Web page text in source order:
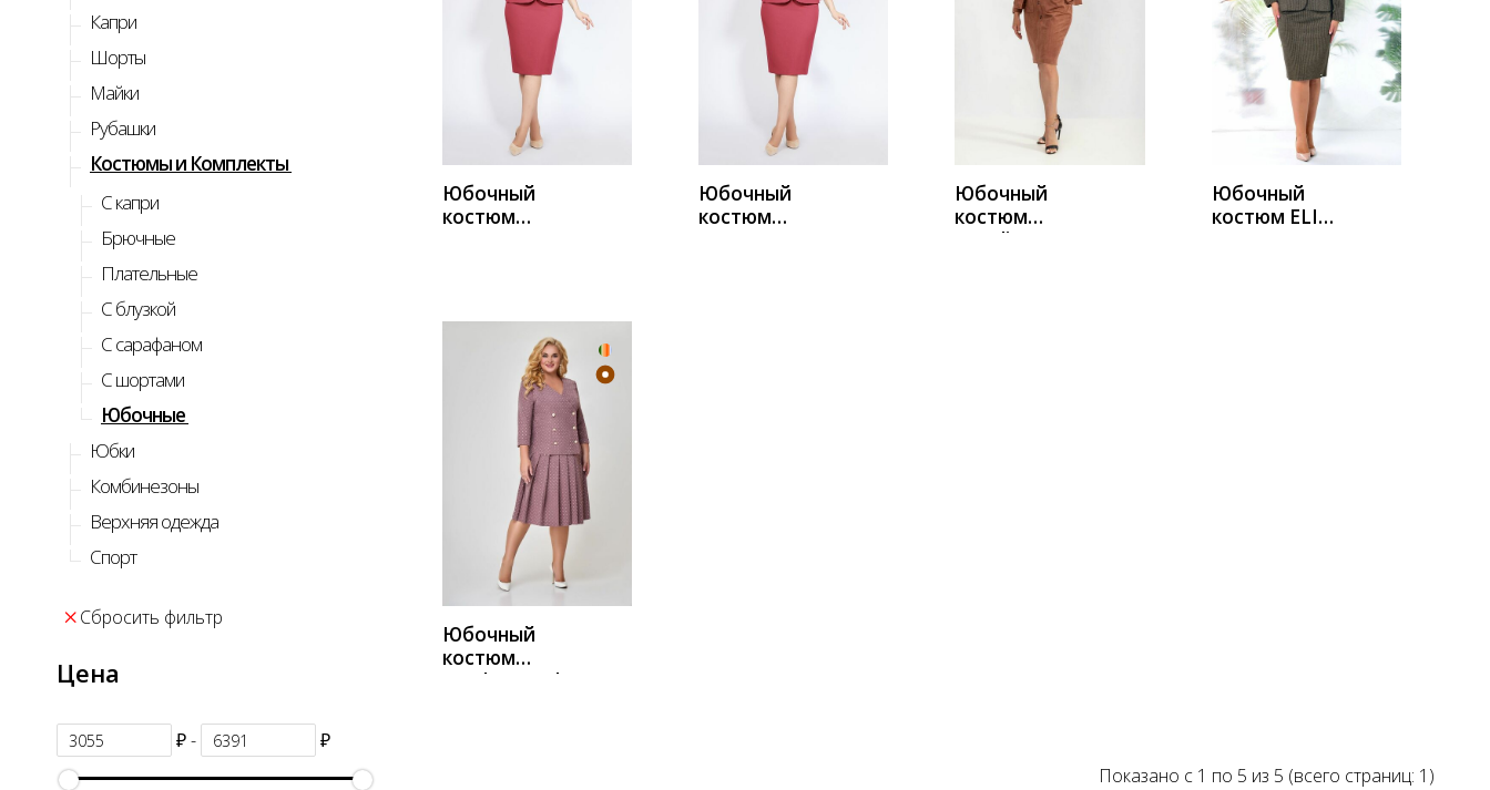
Капри
Шорты
Майки
Рубашки
Костюмы и Комплекты
C капри
Брючные
Плательные
С блузкой
С сарафаном
С шортами
Юбочные
Юбки
Комбинезоны
Верхняя одежда
Спорт
Сбросить фильтр
Цена
₽ - ₽
Юбочный
костюм
КУПИТЬ
Юбочный
костюм
КУПИТЬ
Юбочный
костюм
Angelina 713
КУПИТЬ
Юбочный
костюм ELITE
КУПИТЬ
Юбочный
костюм
Svetlana Style
КУПИТЬ
Показано с 1 по 5 из 5 (всего страниц: 1)